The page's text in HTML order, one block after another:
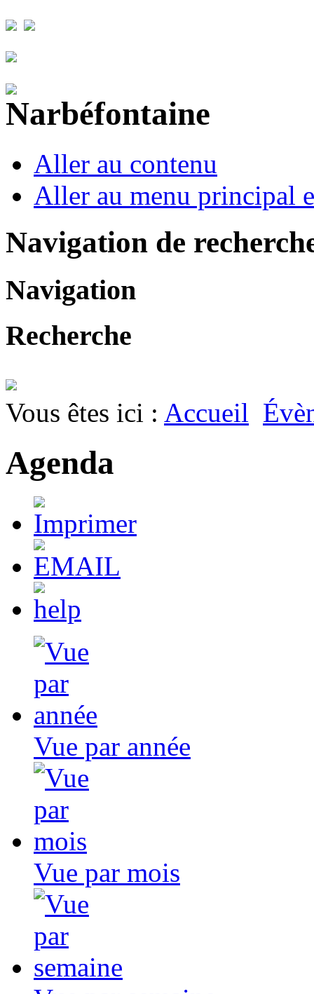
Aller au contenu
Aller au menu principal
Navigation de
Navigation
Recherche
Vous êtes ici : Accueil
Agenda
Vue par année
Vue par mois